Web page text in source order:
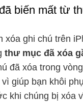
biến mất từ
xóa ghi chú trên
thư mục đã xóa
đã xóa trong
giúp bạn khôi
khi chúng bị xóa